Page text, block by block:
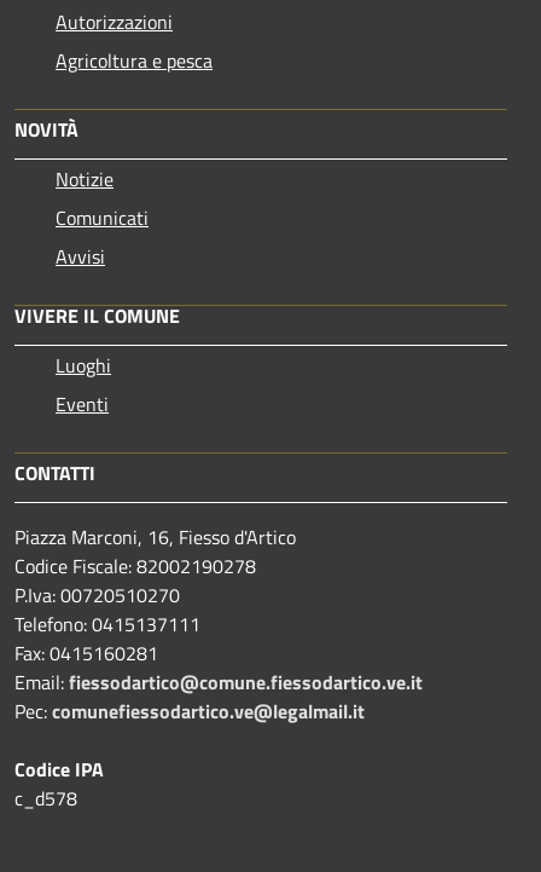
Autorizzazioni
Agricoltura e pesca
NOVITÀ
Notizie
Comunicati
Avvisi
VIVERE IL COMUNE
Luoghi
Eventi
CONTATTI
Piazza Marconi, 16, Fiesso d'Artico
Codice Fiscale: 82002190278
P.Iva: 00720510270
Telefono:0415137111
Fax:0415160281
Email:fiessodartico@comune.fiessodartico.ve.it
Pec:comunefiessodartico.ve@legalmail.it
Codice IPA
c_d578